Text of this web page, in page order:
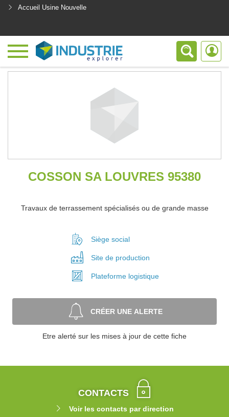
Accueil Usine Nouvelle
COSSON SA LOUVRES 95380
Travaux de terrassement spécialisés ou de grande masse
Siège social
Site de production
Plateforme logistique
CRÉER UNE ALERTE
Etre alerté sur les mises à jour de cette fiche
CONTACTS
Voir les contacts par direction